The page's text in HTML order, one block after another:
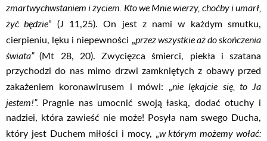
zmartwychwstaniem i życiem. Kto we Mnie wierzy, choćby i umarł,
żyć będzie” (J 11,25). On jest z nami w każdym smutku,
cierpieniu, lęku i niepewności „przez wszystkie aż do skończenia
świata”(Mt 28, 20). Zwycięzca śmierci, piekła i szatana
przychodzi do nas mimo drzwi zamkniętych z obawy przed
zakażeniem koronawirusem i mówi: „nie lękajcie się, to Ja
jestem!”.
Pragnie nas umocnić swoją łaską, dodać otuchy i
nadziei, która zawieść nie może! Posyła nam swego Ducha,
który jest Duchem miłości i mocy, „w którym możemy wołać: